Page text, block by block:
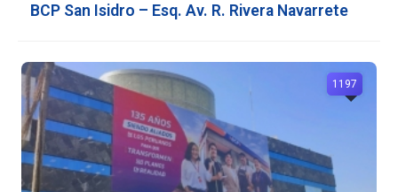
BCP San Isidro – Esq. Av. R. Rivera Navarrete
1197